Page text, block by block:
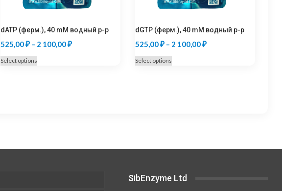
dATP (ферм.), 40 mM водный р-р
525,00₽ – 2 100,00₽Price
Select options
be
dGTP (ферм.), 40 mM водный р-р
525,00₽ – 2 100,00₽Price
Select options
be
the
SibEnzyme Ltd